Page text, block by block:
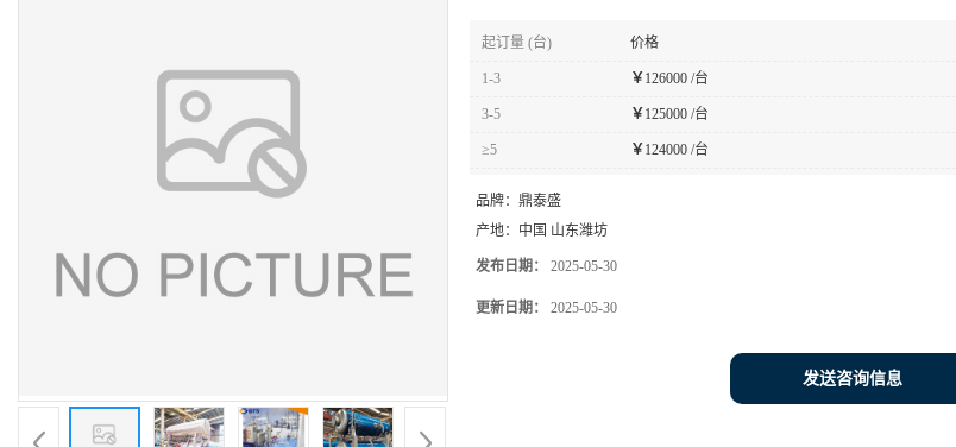
起订量 (台) 价格
1-3 ￥ 126000 /台
3-5 ￥ 125000 /台
≥5 ￥ 124000 /台
品牌： 鼎泰盛
产地： 中国 山东潍坊
发布日期： 2025-05-30
更新日期： 2025-05-30
发送咨询信息